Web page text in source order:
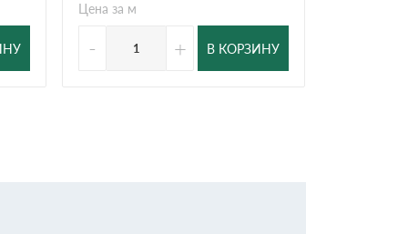
Цена за м
- + В КОРЗИНУ